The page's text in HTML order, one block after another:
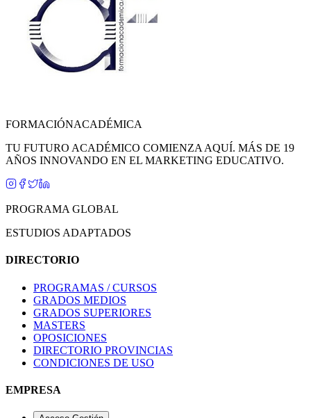
FORMACIÓNACADÉMICA
TU FUTURO ACADÉMICO COMIENZA AQUÍ. MÁS DE 19
AÑOS INNOVANDO EN EL MARKETING EDUCATIVO.
PROGRAMA GLOBAL
ESTUDIOS ADAPTADOS
DIRECTORIO
PROGRAMAS / CURSOS
GRADOS MEDIOS
GRADOS SUPERIORES
MASTERS
OPOSICIONES
DIRECTORIO PROVINCIAS
CONDICIONES DE USO
EMPRESA